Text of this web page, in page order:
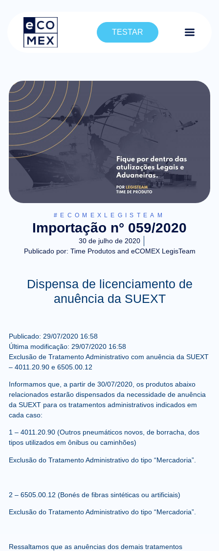
TESTAR
#ECOMEXLEGISTEAM
Importação n° 059/2020
30 de julho de 2020
Publicado por: Time Produtos and eCOMEX LegisTeam
Dispensa de licenciamento de
anuência da SUEXT
Publicado: 29/07/2020 16:58
Última modificação: 29/07/2020 16:58
Exclusão de Tratamento Administrativo com anuência da SUEXT
– 4011.20.90 e 6505.00.12
Informamos que, a partir de 30/07/2020, os produtos abaixo
relacionados estarão dispensados da necessidade de anuência
da SUEXT para os tratamentos administrativos indicados em
cada caso:
1 – 4011.20.90(Outros pneumáticos novos, de borracha, dos
tipos utilizados em ônibus ou caminhões)
Exclusão do Tratamento Administrativo do tipo “Mercadoria”.
2 – 6505.00.12 (Bonés de fibras sintéticas ou artificiais)
Exclusão do Tratamento Administrativo do tipo “Mercadoria”.
Ressaltamos que as anuências dos demais tratamentos